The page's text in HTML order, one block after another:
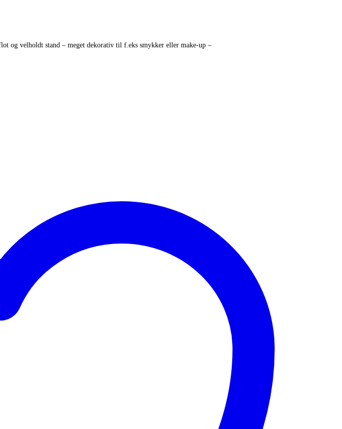
og velholdt stand – meget dekorativ til f.eks smykker eller make-up –